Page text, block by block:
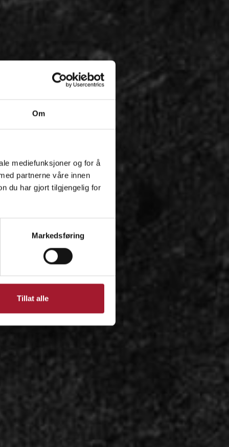
Om
mediefunksjoner og for å
partnerne våre innen
du har gjort tilgjengelig for
Markedsføring
Tillat alle